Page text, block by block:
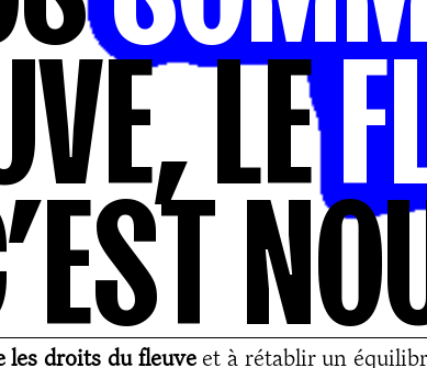
VE,LE F
’EST NO
les droits du fleuveet à rétablir un